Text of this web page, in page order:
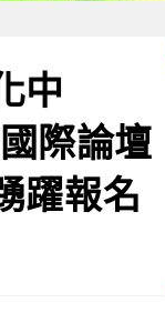
中
際論壇
躍報名